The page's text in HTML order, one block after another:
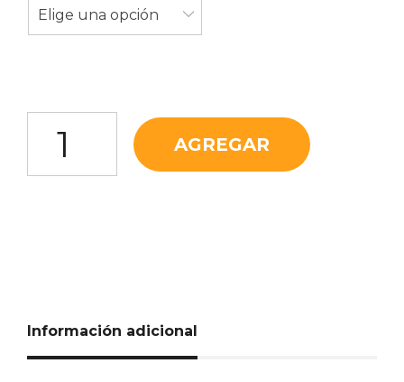
Elige una opción
Papa Sabanera cantidad
AGREGAR
Información adicional